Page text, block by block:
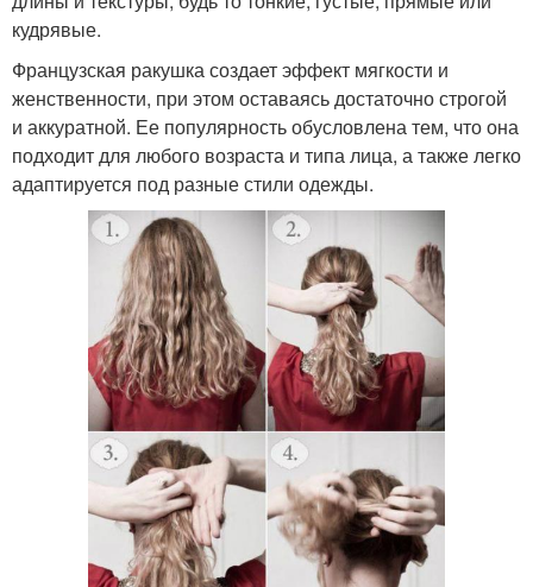
кудрявые.
Французская ракушка создает эффект мягкости и
женственности, при этом оставаясь достаточно строгой
и аккуратной. Ее популярность обусловлена тем, что она
подходит для любого возраста и типа лица, а также легко
адаптируется под разные стили одежды.